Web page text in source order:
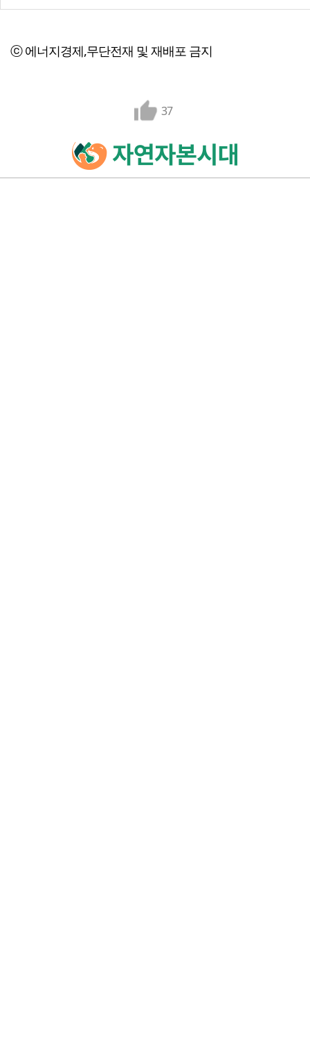
ⓒ 에너지경제,무단전재 및 재배포 금지
37